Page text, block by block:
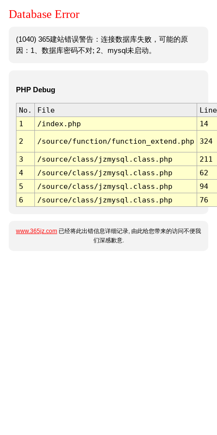
Database Error
(1040) 365建站错误警告：连接数据库失败，可能的原
因：1、数据库密码不对; 2、mysql未启动。
PHP Debug
No. File
Line
1
/index.php 14
2 /source/function/function_extend.php 324
3 /source/class/jzmysql.class.php
211
4
/source/class/jzmysql.class.php
62
5
/source/class/jzmysql.class.php
94
6
/source/class/jzmysql.class.php 76
www.365jz.com 已经将此出错信息详细记录, 由此给您带来的访问不便我
们深感歉意.